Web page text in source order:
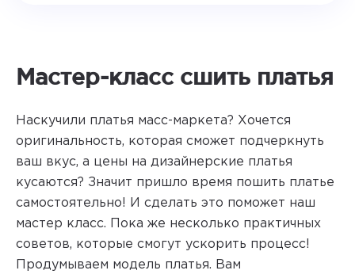
Мастер-класс сшить платья
Наскучили платья масс-маркета? Хочется
оригинальность, которая сможет подчеркнуть
ваш вкус, а цены на дизайнерские платья
кусаются? Значит пришло время пошить платье
самостоятельно! И сделать это поможет наш
мастер класс. Пока же несколько практичных
советов, которые смогут ускорить процесс!
Продумываем модель платья. Вам